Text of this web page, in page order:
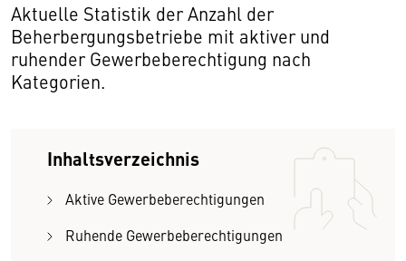
Aktuelle Statistik der Anzahl der
Beherbergungsbetriebe mit aktiver und
ruhender Gewerbeberechtigung nach
Kategorien.
Inhaltsverzeichnis
Aktive Gewerbeberechtigungen
Ruhende Gewerbeberechtigungen